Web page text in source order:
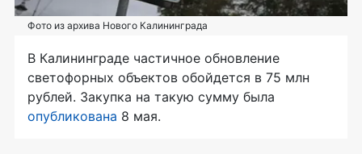
Фото из архива Нового Калининграда
В Калининграде частичное обновление
светофорных объектов обойдется в 75 млн
рублей. Закупка на такую сумму была
опубликована 8 мая.